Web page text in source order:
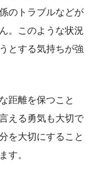
のトラブルなどが
。このような状況
とする気持ちが強
距離を保つこと
える勇気も大切で
を大切にすること
す。